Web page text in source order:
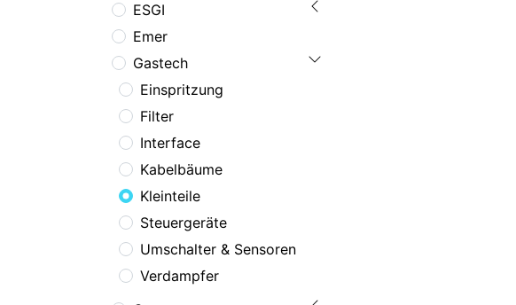
ESGI
Emer
Gastech
Einspritzung
Filter
Interface
Kabelbäume
Kleinteile
Steuergeräte
Umschalter & Sensoren
Verdampfer